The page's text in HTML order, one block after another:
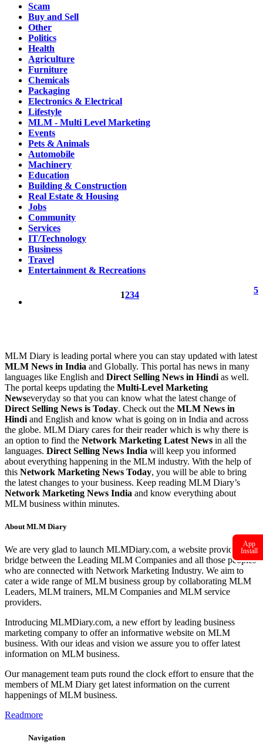
Scam
Buy and Sell
Other
Politics
Health
Agriculture
Furniture
Chemicals
Packaging
Electronics & Electrical
Lifestyle
MLM - Multi Level Marketing
Events
Pets & Animals
Automobile
Machinery
Education
Building & Construction
Real Estate & Housing
Jobs
Community
Services
IT/Technology
Business
Travel
Entertainment & Recreations
1234 5
MLM Diary is leading portal where you can stay updated with latest
MLM News in India and Globally. This portal has news in many
languages like English and Direct Selling News in Hindi as well.
The portal keeps updating the Multi-Level Marketing
Newseveryday so that you can know what the latest change of
Direct Selling News is Today. Check out the MLM News in
Hindi and English and know what is going on in India and across
the globe. MLM Diary cares for their reader which is why there is
an option to find the Network Marketing Latest News in all the
languages. Direct Selling News India will keep you informed
about everything happening in the MLM industry. With the help of
this Network Marketing News Today, you will be able to bring
the latest changes to your business. Keep reading MLM Diary’s
Network Marketing News India and know everything about
MLM business within minutes.
About MLM Diary
We are very glad to launch MLMDiary.com, a website providing a
bridge between the Leading MLM Companies and all those peoples
who are connected with Network Marketing Industry. We aim to
cater a wide range of MLM business group by collaborating MLM
Leaders, MLM trainers, MLM Companies and MLM service
providers.
Introducing MLMDiary.com, a new effort by leading business
marketing company to offer an informative website on MLM
business. With our ideas and vision we assure you to offer latest
information on MLM business.
Our management team puts round the clock effort to ensure that the
members of MLM Diary get latest information on the current
happenings of MLM business.
Readmore
Navigation
App
Install